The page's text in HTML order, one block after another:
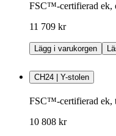
FSC™-certifierad ek,
11 709 kr
Lägg i varukorgen
CH24 | Y-stolen
FSC™-certifierad ek,
10 808 kr